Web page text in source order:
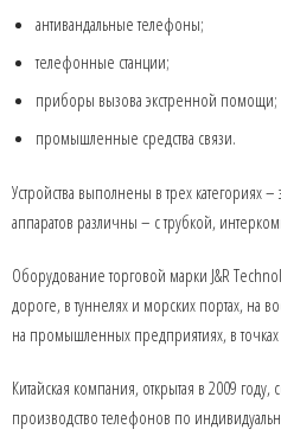
антивандальные телефоны;
телефонные станции;
приборы вызова экстренной помощи;
промышленные средства связи.
Устройства выполнены в трех категориях
аппаратов различны – с трубкой,
Оборудование торговой марки J&R
дороге, в туннелях и морских портах, на
на промышленных предприятиях, в
Китайская компания, открытая в 2009 году,
производство телефонов по